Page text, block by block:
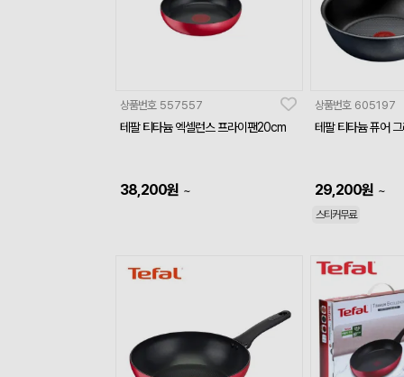
상품번호 557557
테팔 티타늄 엑셀런스 프라이팬20cm
38,200원 ~
상품번호 605197
테팔 티타늄 퓨어
29,200원 ~
스티커무료